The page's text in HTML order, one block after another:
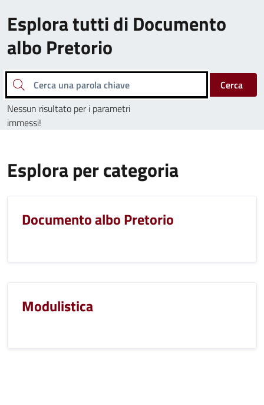
Esplora tutti di Documento
albo Pretorio
Cerca una parola chiave
Cerca
Nessun risultato per i parametri
immessi!
Esplora per categoria
Documento albo Pretorio
Modulistica